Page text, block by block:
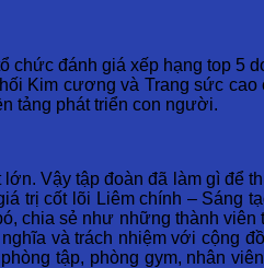
chức đánh giá xếp hạng top 5
Kim cương và Trang sức cao
tảng phát triển con người.
Vậy tập đoàn đã làm gì để
trị cốt lõi Liêm chính – Sáng
chia sẻ như những thành viên
và trách nhiệm với cộng
tập, phòng gym, nhân